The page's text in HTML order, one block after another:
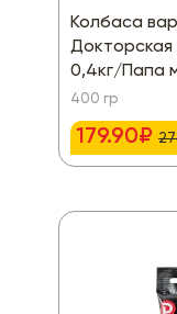
Колбаса
0,4кг/Папа
400 гр
179.90₽